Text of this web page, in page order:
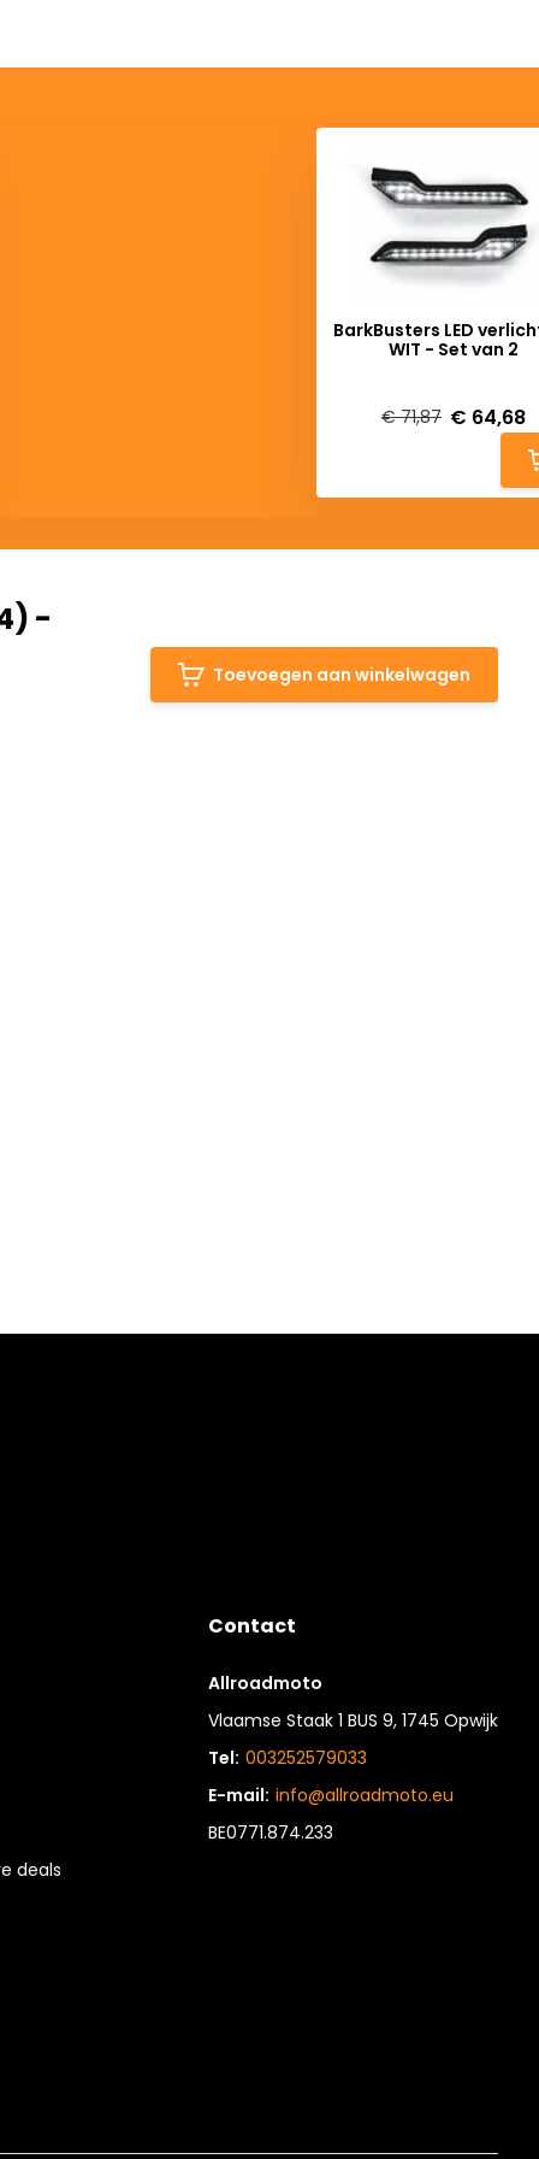
BarkBusters LED
WIT - Set van 2
€ 71,87 € 64,68
-
Toevoegen aan winkelwagen
deals
Contact
Allroadmoto
Vlaamse Staak 1 BUS 9, 1745 Opwijk
Tel: 003252579033
E-mail: info@allroadmoto.eu
BE0771.874.233